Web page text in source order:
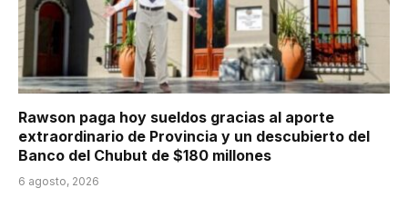
Rawson paga hoy sueldos gracias al aporte
extraordinario de Provincia y un descubierto del
Banco del Chubut de $180 millones
6 agosto, 2026